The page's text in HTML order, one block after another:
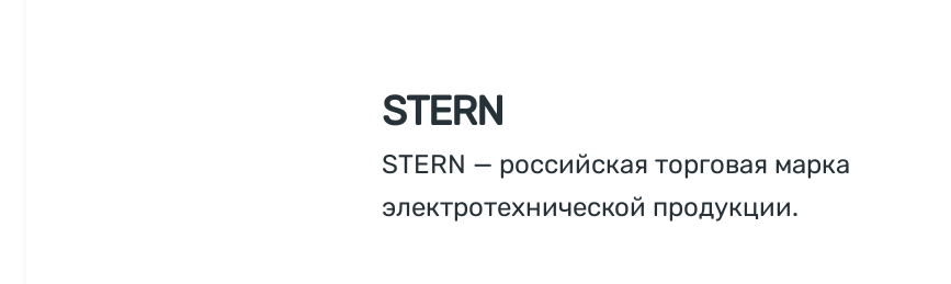
STERN
STERN — российская торговая марка
электротехнической продукции.